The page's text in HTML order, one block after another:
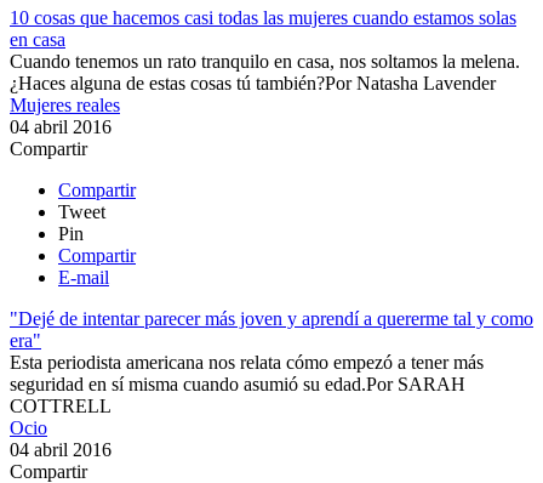
10 cosas que hacemos casi todas las mujeres cuando estamos solas
en casa
Cuando tenemos un rato tranquilo en casa, nos soltamos la melena.
¿Haces alguna de estas cosas tú también?​PorNatasha Lavender
Mujeres reales
04 abril 2016
Compartir
Compartir
Tweet
Pin
Compartir
E-mail
"Dejé de intentar parecer más joven y aprendí a quererme tal y como
era"
Esta periodista americana nos relata cómo empezó a tener más
seguridad en sí misma cuando asumió su edad.​Por SARAH
COTTRELL
Ocio
04 abril 2016
Compartir